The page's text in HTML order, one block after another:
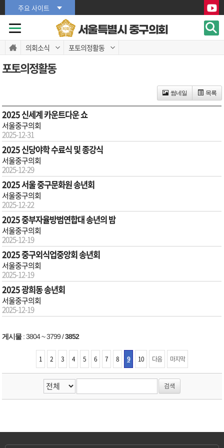
본문바로가기
본문바로가기
주요 사이트
서울특별시 중구의회
의회소식 포토의정활동
포토의정활동
썸네일 목록
2025 신세계 카운트다운 쇼
서울중구의회
2025-12-31
2025 신당야학 수료식 및 종강식
서울중구의회
2025-12-29
2025 서울 중구문화원 송년회
서울중구의회
2025-12-22
2025 중부자율방범연합대 송년의 밤
서울중구의회
2025-12-19
2025 중구외식업중앙회 송년회
서울중구의회
2025-12-19
2025 광희동 송년회
서울중구의회
2025-12-19
게시물:3804 ~ 3799 /3852
1 2 3 4 5 6 7 8 9 10 다음 마지막